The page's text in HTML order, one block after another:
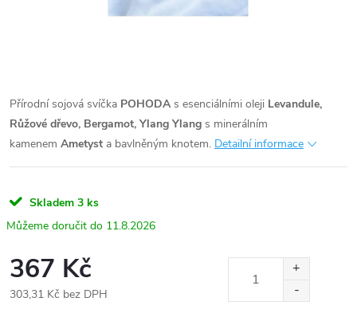
Přírodní sojová svíčka POHODAs esenciálními oleji Levandule,
Růžové dřevo, Bergamot, Ylang Ylang s minerálním
kamenem Ametyst a bavlněným knotem. Detailní informace
Skladem 3 ks
11.8.2026
367 Kč
303,31 Kč bez DPH